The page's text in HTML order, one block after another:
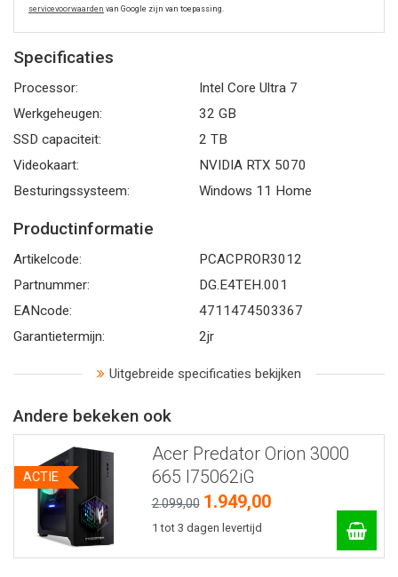
servicevoorwaarden van Google zijn van toepassing.
Specificaties
Processor:
Intel Core Ultra 7
Werkgeheugen:
32 GB
SSD capaciteit:
2 TB
Videokaart:
NVIDIA RTX 5070
Besturingssysteem:
Windows 11 Home
Productinformatie
Artikelcode:
PCACPROR3012
Partnummer:
DG.E4TEH.001
EANcode:
4711474503367
Garantietermijn:
2jr
Uitgebreide specificaties bekijken
Andere bekeken ook
Acer Predator Orion 3000
665 I75062iG
2.099,00 1.949,00
1 tot 3 dagen levertijd
ACTIE